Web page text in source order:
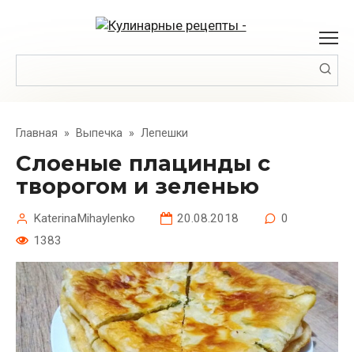
Главная » Выпечка » Лепешки
Слоеные плацинды с
творогом и зеленью
KaterinaMihaylenko 20.08.2018
0
1383